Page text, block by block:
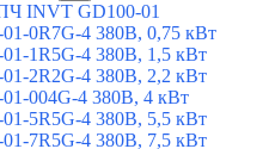
INVT GD100-01
0R7G-4 380В, 0,75 кВт
1R5G-4 380В, 1,5 кВт
2R2G-4 380В, 2,2 кВт
004G-4 380В, 4 кВт
5R5G-4 380В, 5,5 кВт
7R5G-4 380В, 7,5 кВт